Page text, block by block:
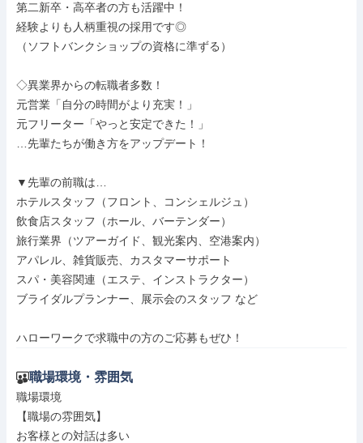
第二新卒・高卒者の方も活躍中！
経験よりも人柄重視の採用です◎
（ソフトバンクショップの資格に準ずる）
◇異業界からの転職者多数！
元営業「自分の時間がより充実！」
元フリーター「やっと安定できた！」
…先輩たちが働き方をアップデート！
▼先輩の前職は…
ホテルスタッフ（フロント、コンシェルジュ）
飲食店スタッフ（ホール、バーテンダー）
旅行業界（ツアーガイド、観光案内、空港案内）
アパレル、雑貨販売、カスタマーサポート
スパ・美容関連（エステ、インストラクター）
ブライダルプランナー、展示会のスタッフ など
ハローワークで求職中の方のご応募もぜひ！
職場環境・雰囲気
職場環境
【職場の雰囲気】
お客様との対話は多い